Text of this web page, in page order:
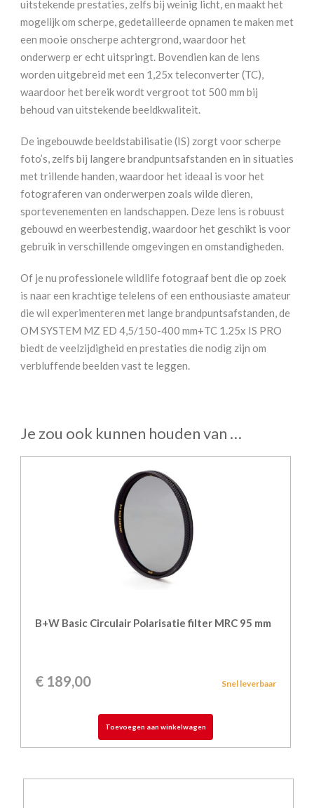
uitstekende prestaties, zelfs bij weinig licht, en maakt het
mogelijk om scherpe, gedetailleerde opnamen te maken met
een mooie onscherpe achtergrond, waardoor het
onderwerp er echt uitspringt. Bovendien kan de lens
worden uitgebreid met een 1,25x teleconverter (TC),
waardoor het bereik wordt vergroot tot 500 mm bij
behoud van uitstekende beeldkwaliteit.
De ingebouwde beeldstabilisatie (IS) zorgt voor scherpe
foto’s, zelfs bij langere brandpuntsafstanden en in situaties
met trillende handen, waardoor het ideaal is voor het
fotograferen van onderwerpen zoals wilde dieren,
sportevenementen en landschappen. Deze lens is robuust
gebouwd en weerbestendig, waardoor het geschikt is voor
gebruik in verschillende omgevingen en omstandigheden.
Of je nu professionele wildlife fotograaf bent die op zoek
is naar een krachtige telelens of een enthousiaste amateur
die wil experimenteren met lange brandpuntsafstanden, de
OM SYSTEM MZ ED 4,5/150-400 mm+TC 1.25x IS PRO
biedt de veelzijdigheid en prestaties die nodig zijn om
verbluffende beelden vast te leggen.
Je zou ook kunnen houden van …
B+W Basic Circulair Polarisatie filter MRC 95 mm
€ 189,00 Snel leverbaar
Toevoegen aan winkelwagen